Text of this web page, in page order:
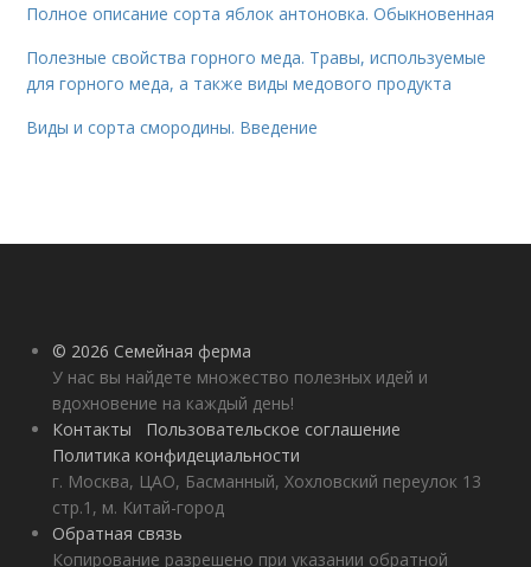
Полное описание сорта яблок антоновка. Обыкновенная
Полезные свойства горного меда. Травы, используемые
для горного меда, а также виды медового продукта
Виды и сорта смородины. Введение
© 2026 Семейная ферма
У нас вы найдете множество полезных идей и
вдохновение на каждый день!
Контакты
Пользовательское соглашение
Политика конфидециальности
г. Москва, ЦАО, Басманный, Хохловский переулок 13
стр.1, м. Китай-город
Обратная связь
Копирование разрешено при указании обратной